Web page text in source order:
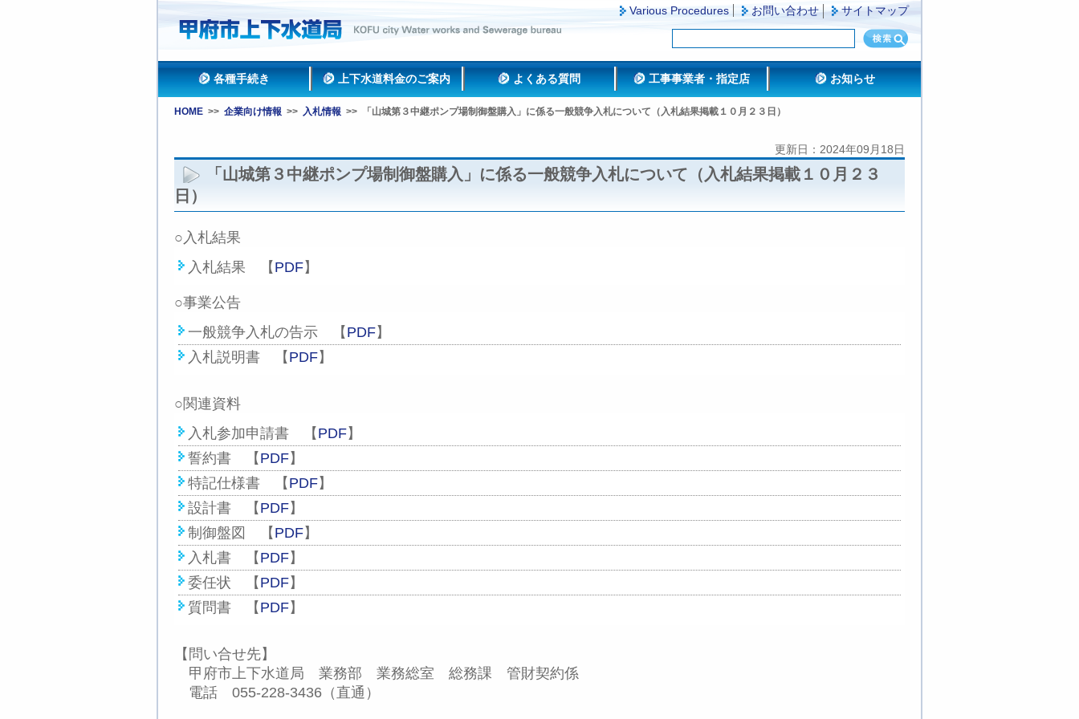
Various Procedures お問い合わせ サイトマップ
各種手続き 上下水道料金のご案内 よくある質問 工事事業者・指定店 お知らせ
HOME >> 企業向け情報 >> 入札情報 >> 「山城第３中継ポンプ場制御盤購入」に係る一般競争入札について（入札結果掲載１０月２３日）
更新日：2024年09月18日
「山城第３中継ポンプ場制御盤購入」に係る一般競争入札について（入札結果掲載１０月２３
日）
○入札結果
入札結果 【 PDF】
○事業公告
一般競争入札の告示 【 PDF】
入札説明書 【 PDF】
○関連資料
入札参加申請書 【 PDF】
誓約書 【 PDF】
特記仕様書 【 PDF】
設計書 【 PDF】
制御盤図 【 PDF】
入札書 【 PDF】
委任状 【 PDF】
質問書 【 PDF】
【問い合せ先】
甲府市上下水道局 業務部 業務総室 総務課 管財契約係
電話 055-228-3436（直通）